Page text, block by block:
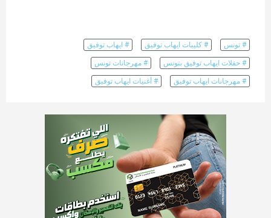
# تونس # كليبات ايهاب توفيق # ايهاب توفيق
# حفلات ايهاب توفيق بتونس # مهرجانات تونس
# مهرجانات ايهاب توفيق # أغنيات ايهاب توفيق